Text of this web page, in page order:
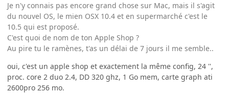
Je n'y connais pas encore grand chose sur Mac, mais il s'agit
du nouvel OS, le mien OSX 10.4 et en supermarché c'est le
10.5 qui est proposé.
C'est quoi de nom de ton Apple Shop ?
Au pire tu le ramènes, t'as un délai de 7 jours il me semble..
oui, c'est un apple shop et exactement la même config, 24 '',
proc. core 2 duo 2.4, DD 320 ghz, 1 Go mem, carte graph ati
2600pro 256 mo.